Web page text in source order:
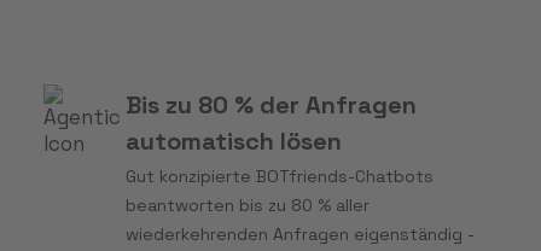
Bis zu 80 % der Anfragen
automatisch lösen
Gut konzipierte BOTfriends-Chatbots
beantworten bis zu 80 % aller
wiederkehrenden Anfragen eigenständig -